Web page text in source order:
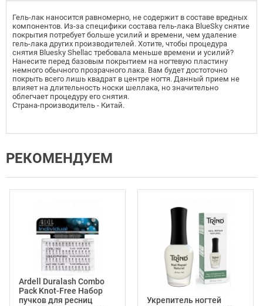
Гель-лак наносится равномерно, не содержит в составе вредных
компонентов. Из-за специфики состава гель-лака BlueSky снятие
покрытия потребует больше усилий и времени, чем удаление
гель-лака других производителей. Хотите, чтобы процедура
снятия Bluesky Shellac требовала меньше времени и усилий?
Нанесите перед базовым покрытием на ногтевую пластину
немного обычного прозрачного лака. Вам будет достоточно
покрыть всего лишь квадрат в центре ногтя. Данный прием не
влияет на длительность носки шеллака, но значительно
облегчает процедуру его снятия.
Страна-производитель - Китай.
РЕКОМЕНДУЕМ
Ardell Duralash Combo
Pack Knot-Free Набор
пучков для ресниц
Укрепитель ногтей